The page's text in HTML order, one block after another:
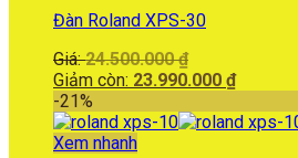
Đàn Roland XPS-30
Giá:24.500.000₫
gốc
24.500.000 ₫.
Giảm còn: 23.990.000 ₫Giá
tại
-21%
Xem nhanh